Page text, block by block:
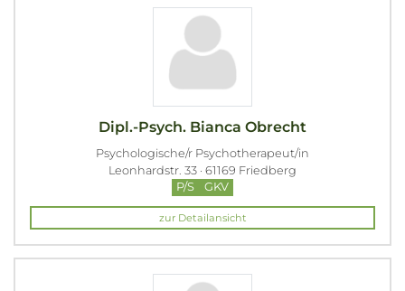
Dipl.-Psych. Bianca Obrecht
Psychologische/r Psychotherapeut/in
Leonhardstr. 33 · 61169 Friedberg
P/S
GKV
zur Detailansicht